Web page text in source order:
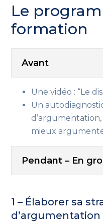
Le
formation
Avant
Une vidéo : “Le
Un
mieux
Pendant – En
1 – Élaborer sa
d’argumentation